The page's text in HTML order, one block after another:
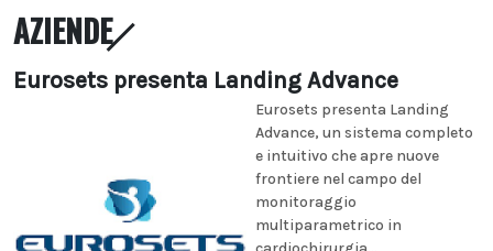
AZIENDE
Eurosets presenta Landing Advance
Eurosets presenta Landing
Advance, un sistema completo
e intuitivo che apre nuove
frontiere nel campo del
monitoraggio
multiparametrico in